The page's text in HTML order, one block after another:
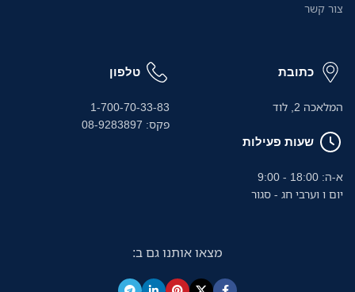
צור קשר
כתובת
המלאכה 2, לוד
שעות פעילות
א-ה: 18:00 - 9:00
יום ו וערבי חג - סגור
טלפון
1-700-70-33-83
פקס: 08-9283897
מצאו אותנו גם ב: